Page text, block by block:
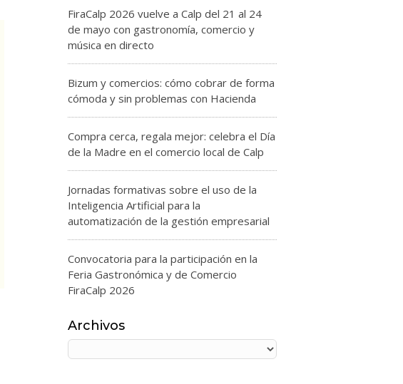
FiraCalp 2026 vuelve a Calp del 21 al 24
de mayo con gastronomía, comercio y
música en directo
Bizum y comercios: cómo cobrar de forma
cómoda y sin problemas con Hacienda
Compra cerca, regala mejor: celebra el Día
de la Madre en el comercio local de Calp
Jornadas formativas sobre el uso de la
Inteligencia Artificial para la
automatización de la gestión empresarial
Convocatoria para la participación en la
Feria Gastronómica y de Comercio
FiraCalp 2026
Archivos